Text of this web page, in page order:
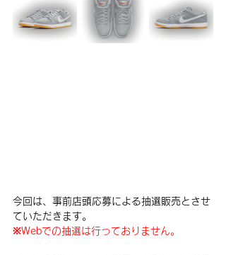
今回は、事前店頭応募による抽選販売とさせ
ていただきます。
※Webでの抽選は行っておりません。